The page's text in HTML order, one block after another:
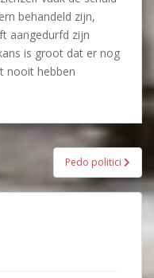
behandeld zijn,
aangedurfd zijn
is groot dat er nog
nooit hebben
Pedo politici